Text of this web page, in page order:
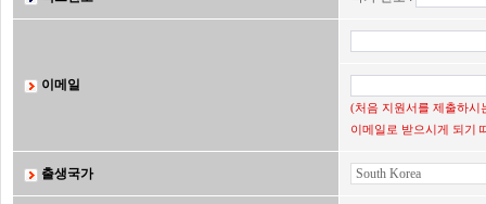
이메일
(처음 지원서를 제출하시
이메일로 받으시게 되기
출생국가